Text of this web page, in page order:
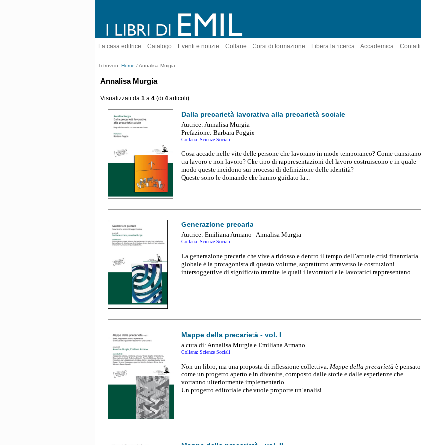
La casa editrice Catalogo Eventi e notizie Collane Corsi di formazione Libera la ricerca Accademica Contatti
Ti trovi in: Home / Annalisa Murgia
Annalisa Murgia
Visualizzati da 1 a 4 (di 4 articoli)
Dalla precarietà lavorativa alla precarietà sociale
Autrice: Annalisa Murgia
Prefazione: Barbara Poggio
Collana: Scienze Sociali
Cosa accade nelle vite delle persone che lavorano in modo temporaneo? Come transitano
tra lavoro e non lavoro? Che tipo di rappresentazioni del lavoro costruiscono e in quale
modo queste incidono sui processi di definizione delle identità?
Queste sono le domande che hanno guidato la...
Generazione precaria
Autrice: Emiliana Armano - Annalisa Murgia
Collana: Scienze Sociali
La generazione precaria che vive a ridosso e dentro il tempo dell’attuale crisi finanziaria
globale è la protagonista di questo volume, soprattutto attraverso le costruzioni
intersoggettive di significato tramite le quali i lavoratori e le lavoratici rappresentano...
Mappe della precarietà - vol. I
a cura di: Annalisa Murgia e Emiliana Armano
Collana: Scienze Sociali
Non un libro, ma una proposta di riflessione collettiva. Mappe della precarietà è pensato
come un progetto aperto e in divenire, composto dalle storie e dalle esperienze che
vorranno ulteriormente implementarlo.
Un progetto editoriale che vuole proporre un’analisi...